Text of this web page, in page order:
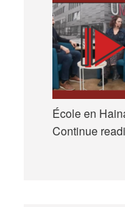
École en
Continue